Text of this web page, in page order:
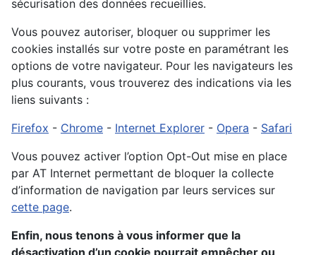
sécurisation des données recueillies.
Vous pouvez autoriser, bloquer ou supprimer les
cookies installés sur votre poste en paramétrant les
options de votre navigateur. Pour les navigateurs les
plus courants, vous trouverez des indications via les
liens suivants :
Firefox - Chrome - Internet Explorer - Opera - Safari
Vous pouvez activer l’option Opt-Out mise en place
par AT Internet permettant de bloquer la collecte
d’information de navigation par leurs services sur
cette page.
Enfin, nous tenons à vous informer que la
désactivation d’un cookie pourrait empêcher ou